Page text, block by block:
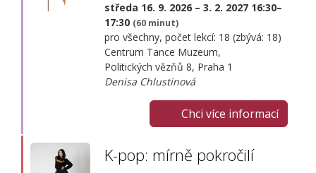
středa 16. 9. 2026 – 3. 2. 2027 16:30–
17:30 (60 minut)
pro všechny, počet lekcí: 18 (zbývá: 18)
Centrum Tance Muzeum,
Politických vězňů 8, Praha 1
Denisa Chlustinová
Chci více informací
K-pop: mírně pokročilí